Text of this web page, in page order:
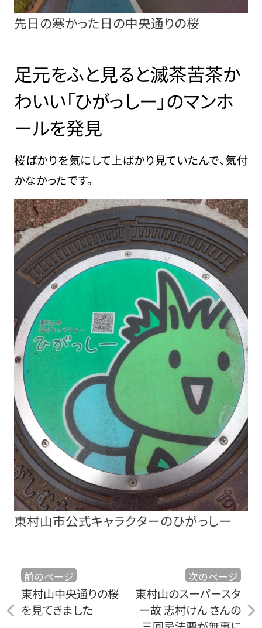
先日の寒かった日の中央通りの桜
足元をふと見ると滅茶苦茶か
わいい「ひがっしー」のマンホ
ールを発見
桜ばかりを気にして上ばかり見ていたんで、気付
かなかったです。
東村山市公式キャラクターのひがっしー
前のページ
東村山中央通りの桜
を見てきました
次のページ
東村山のスーパースタ
ー故 志村けん さんの